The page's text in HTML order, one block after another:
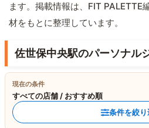
ます。掲載情報は、FIT PALETTE
材をもとに整理しています。
佐世保中央駅のパーソナル
現在の条件
すべての店舗 / おすすめ順
条件を絞り